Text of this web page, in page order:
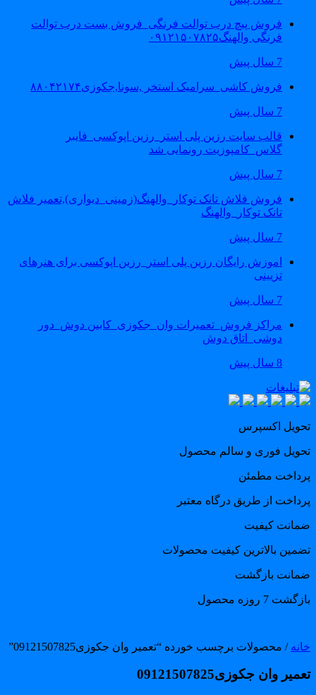
فروش پیچ درب توالت فرنگی_فروش بست درب توالت
فرنگی والهنگ۰۹۱۲۱۵۰۷۸۲۵
فروش کاشی_سرامیک استخر ,سونا,جکوزی۸۸۰۴۲۱۷۴
قالب سایت رزین پلی استر_رزین اپوکسی_فایبر
گلاس_کامپوزیت رونمایی شد
فروش فلاش تانک توکار_والهنگ(زمینی_دیواری),تعمیر فلاش
تانک توکار_والهنگ
اموزش رایگان رزین پلی استر_رزین اپوکسی برای هنرهای
تزیینی
مراکز فروش_تعمیرات وان_جکوزی_کابین دوش_دور
دوشی_اتاق دوش
اکسپرس
فوری و سالم محصول
مطمئن
از طریق درگاه معتبر
کیفیت
بالاترین کیفیت محصولات
بازگشت
7 روزه محصول
/ محصولات برچسب خورده “تعمیر وان جکوزی09121507825”
وان جکوزی09121507825